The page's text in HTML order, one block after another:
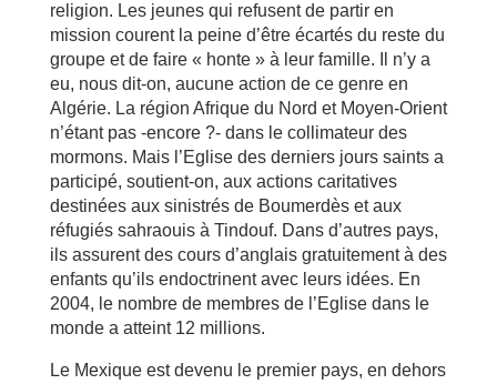
religion. Les jeunes qui refusent de partir en
mission courent la peine d’être écartés du reste du
groupe et de faire « honte » à leur famille. Il n’y a
eu, nous dit-on, aucune action de ce genre en
Algérie. La région Afrique du Nord et Moyen-Orient
n’étant pas -encore ?- dans le collimateur des
mormons. Mais l’Eglise des derniers jours saints a
participé, soutient-on, aux actions caritatives
destinées aux sinistrés de Boumerdès et aux
réfugiés sahraouis à Tindouf. Dans d’autres pays,
ils assurent des cours d’anglais gratuitement à des
enfants qu’ils endoctrinent avec leurs idées. En
2004, le nombre de membres de l’Eglise dans le
monde a atteint 12 millions.
Le Mexique est devenu le premier pays, en dehors